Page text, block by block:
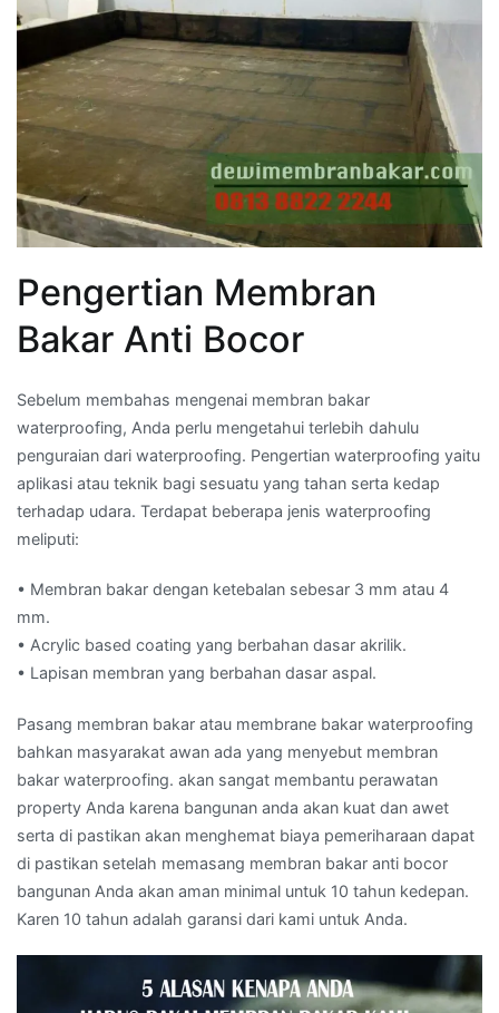
Pengertian Membran
Bakar Anti Bocor
Sebelum membahas mengenai membran bakar
waterproofing, Anda perlu mengetahui terlebih dahulu
penguraian dari waterproofing. Pengertian waterproofing yaitu
aplikasi atau teknik bagi sesuatu yang tahan serta kedap
terhadap udara. Terdapat beberapa jenis waterproofing
meliputi:
• Membran bakar dengan ketebalan sebesar 3 mm atau 4
mm.
• Acrylic based coating yang berbahan dasar akrilik.
• Lapisan membran yang berbahan dasar aspal.
Pasang membran bakar atau membrane bakar waterproofing
bahkan masyarakat awan ada yang menyebut membran
bakar waterproofing. akan sangat membantu perawatan
property Anda karena bangunan anda akan kuat dan awet
serta di pastikan akan menghemat biaya pemeriharaan dapat
di pastikan setelah memasang membran bakar anti bocor
bangunan Anda akan aman minimal untuk 10 tahun kedepan.
Karen 10 tahun adalah garansi dari kami untuk Anda.